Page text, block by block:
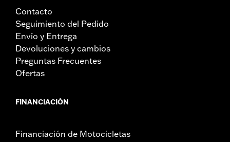
Contacto
Seguimiento del Pedido
Envío y Entrega
Devoluciones y cambios
Preguntas Frecuentes
Ofertas
FINANCIACIÓN
Financiación de Motocicletas